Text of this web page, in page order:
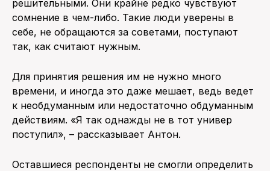
решительными. Они крайне редко чувствуют
сомнение в чем-либо. Такие люди уверены в
себе, не обращаются за советами, поступают
так, как считают нужным.
Для принятия решения им не нужно много
времени, и иногда это даже мешает, ведь ведет
к необдуманным или недостаточно обдуманным
действиям. «Я так однажды не в тот универ
поступил», – рассказывает Антон.
Оставшиеся респонденты не смогли определить